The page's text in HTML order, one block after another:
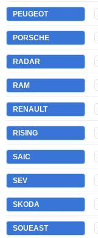
PEUGEOT
PORSCHE
RADAR
RAM
RENAULT
RISING
SAIC
SEV
SKODA
SOUEAST